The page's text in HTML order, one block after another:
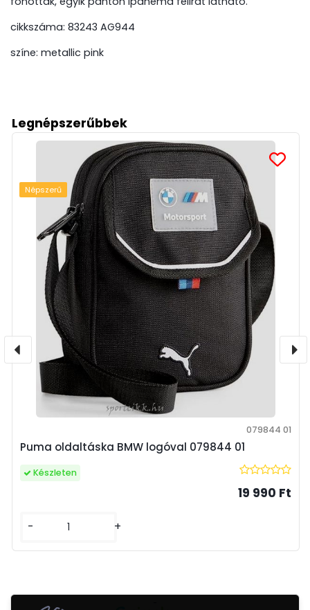
cikkszáma: 83243 AG944
színe: metallic pink
Legnépszerűbbek
Puma oldaltáska BMW logóval 079844 01
079844 01
19 990 Ft
- +
Készleten
Népszerű